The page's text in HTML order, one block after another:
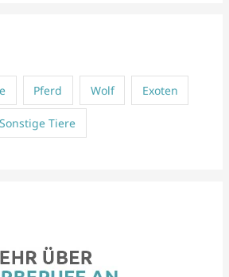
Pferd Wolf Exoten
Sonstige Tiere